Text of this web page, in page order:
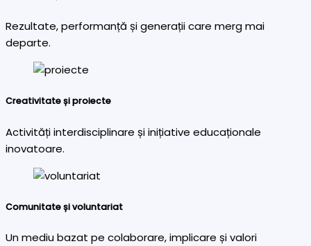
Rezultate, performanță și generații care merg mai
departe.
Creativitate și proiecte
Activități interdisciplinare și inițiative educaționale
inovatoare.
Comunitate și voluntariat
Un mediu bazat pe colaborare, implicare și valori